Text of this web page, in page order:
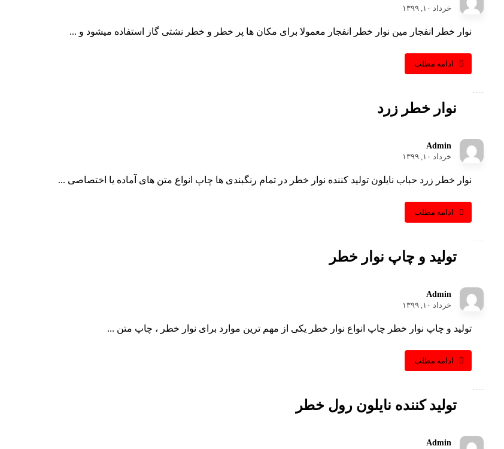
خرداد ۱۰, ۱۳۹۹
نوار خطر انفجار مین نوار خطر انفجار معمولا برای مکان ها پر خطر و خطر نشتی گاز استفاده میشود و ...
ادامه مطلب
نوار خطر زرد
Admin
خرداد ۱۰, ۱۳۹۹
نوار خطر زرد حباب نایلون تولید کننده نوار خطر در تمام رنگبندی ها چاپ انواع متن های آماده یا اختصاصی ...
ادامه مطلب
تولید و چاپ نوار خطر
Admin
خرداد ۱۰, ۱۳۹۹
تولید و چاپ نوار خطر چاپ انواع نوار خطر یکی از مهم ترین موارد برای نوار خطر ، چاپ متن ...
ادامه مطلب
تولید کننده نایلون رول خطر
Admin